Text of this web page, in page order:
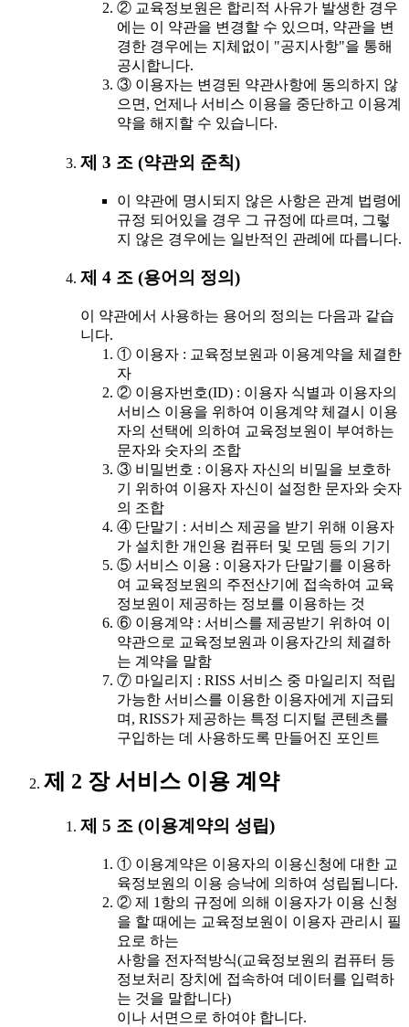
② 교육정보원은 합리적 사유가 발생한 경우
에는 이 약관을 변경할 수 있으며, 약관을 변
경한 경우에는 지체없이 "공지사항"을 통해
공시합니다.
③ 이용자는 변경된 약관사항에 동의하지 않
으면, 언제나 서비스 이용을 중단하고 이용계
약을 해지할 수 있습니다.
제 3 조 (약관외 준칙)
이 약관에 명시되지 않은 사항은 관계 법령에
규정 되어있을 경우 그 규정에 따르며, 그렇
지 않은 경우에는 일반적인 관례에 따릅니다.
제 4 조 (용어의 정의)
이 약관에서 사용하는 용어의 정의는 다음과 같습
니다.
① 이용자 : 교육정보원과 이용계약을 체결한
자
② 이용자번호(ID) : 이용자 식별과 이용자의
서비스 이용을 위하여 이용계약 체결시 이용
자의 선택에 의하여 교육정보원이 부여하는
문자와 숫자의 조합
③ 비밀번호 : 이용자 자신의 비밀을 보호하
기 위하여 이용자 자신이 설정한 문자와 숫자
의 조합
④ 단말기 : 서비스 제공을 받기 위해 이용자
가 설치한 개인용 컴퓨터 및 모뎀 등의 기기
⑤ 서비스 이용 : 이용자가 단말기를 이용하
여 교육정보원의 주전산기에 접속하여 교육
정보원이 제공하는 정보를 이용하는 것
⑥ 이용계약 : 서비스를 제공받기 위하여 이
약관으로 교육정보원과 이용자간의 체결하
는 계약을 말함
⑦ 마일리지 : RISS 서비스 중 마일리지 적립
가능한 서비스를 이용한 이용자에게 지급되
며, RISS가 제공하는 특정 디지털 콘텐츠를
구입하는 데 사용하도록 만들어진 포인트
제 2 장 서비스 이용 계약
제 5 조 (이용계약의 성립)
① 이용계약은 이용자의 이용신청에 대한 교
육정보원의 이용 승낙에 의하여 성립됩니다.
② 제 1항의 규정에 의해 이용자가 이용 신청
을 할 때에는 교육정보원이 이용자 관리시 필
요로 하는
사항을 전자적방식(교육정보원의 컴퓨터 등
정보처리 장치에 접속하여 데이터를 입력하
는 것을 말합니다)
이나 서면으로 하여야 합니다.